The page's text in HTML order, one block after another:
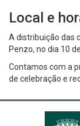
Local e
A distribuição das
Penzo, no dia 10
Contamos com a
de celebração e